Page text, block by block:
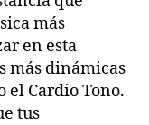
más
en esta
más dinámicas
el Cardio Tono.
tus